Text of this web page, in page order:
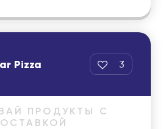
Pizza 3
ПРОДУКТЫ С